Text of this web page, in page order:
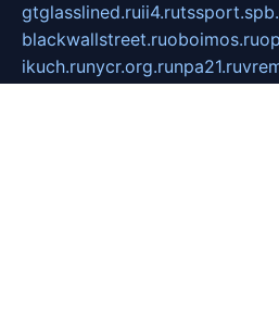
gtglasslined.ruii4.ru
blackwallstreet.ruoboimos.ru
ikuch.runycr.org.runpa21.ru